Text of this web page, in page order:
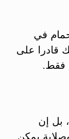
في
قادرا على
فقط.
بل إن
يمكن